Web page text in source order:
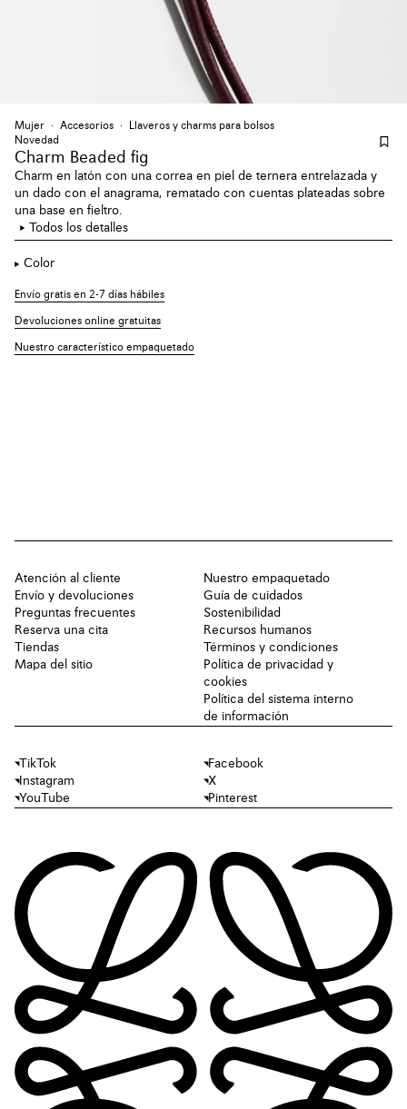
Mujer Accesorios
Llaveros y charms para bolsos
Novedad
Charm Beaded fig
Charm en latón con una correa en piel de ternera entrelazada y
un dado con el anagrama, rematado con cuentas plateadas sobre
una base en fieltro.
Todos los detalles
Color
Envío gratis en 2-7 días hábiles
Devoluciones online gratuitas
Nuestro característico empaquetado
Atención al cliente
Envío y devoluciones
Preguntas frecuentes
Reserva una cita
Tiendas
Mapa del sitio
Nuestro empaquetado
Guía de cuidados
Sostenibilidad
Recursos humanos
Términos y condiciones
Política de privacidad y
cookies
Política del sistema interno
de información
TikTok
Facebook
Instagram
X
YouTube
Pinterest